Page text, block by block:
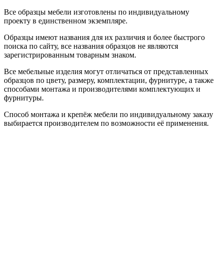
Все образцы мебели изготовлены по индивидуальному
проекту в единственном экземпляре.
Образцы имеют названия для их различия и более быстрого
поиска по сайту, все названия образцов не являются
зарегистрированным товарным знаком.
Все мебельные изделия могут отличаться от представленных
образцов по цвету, размеру, комплектации, фурнитуре, а также
способами монтажа и производителями комплектующих и
фурнитуры.
Способ монтажа и крепёж мебели по индивидуальному заказу
выбирается производителем по возможности её применения.